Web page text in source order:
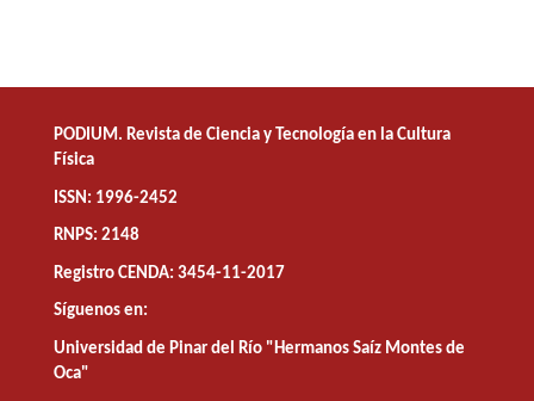
PODIUM. Revista de Ciencia y Tecnología en la Cultura
Física
ISSN: 1996-2452
RNPS: 2148
Registro CENDA: 3454-11-2017
Síguenos en:
Universidad de Pinar del Río "Hermanos Saíz Montes de
Oca"